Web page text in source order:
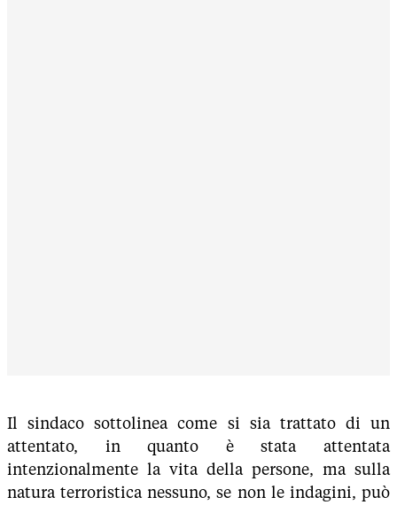
Il sindaco sottolinea come si sia trattato di un
attentato, in quanto è stata attentata
intenzionalmente la vita della persone, ma sulla
natura terroristica nessuno, se non le indagini, può